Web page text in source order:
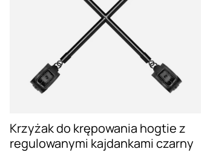
Krzyżak do krępowania hogtie z
regulowanymi kajdankami czarny